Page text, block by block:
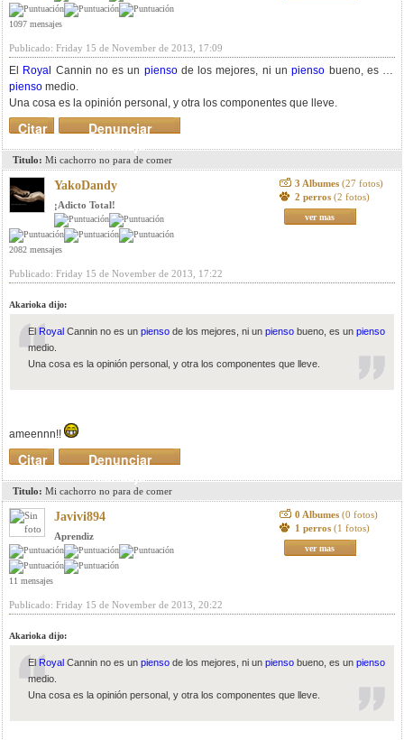
1097 mensajes
Publicado: Friday 15 de November de 2013, 17:09
El Royal Cannin no es un piensode los mejores, ni unpienso bueno, es un
pienso medio.
Una cosa es la opinión personal, y otra los componentes que lleve.
Denunciar
mensaje
Citar
Titulo: Mi cachorro no para de comer
YakoDandy
¡Adicto Total!
2082 mensajes
3 Albumes (27 fotos)
2 perros (2 fotos)
ver mas
Publicado: Friday 15 de November de 2013, 17:22
Akarioka dijo:
ElRoyal Cannin no es un pienso de los mejores, ni un pienso bueno, es un pienso
medio.
Una cosa es la opinión personal, y otra los componentes que lleve.
ameennn!!
Denunciar
mensaje
Citar
Titulo: Mi cachorro no para de comer
Javivi894
Aprendiz
11 mensajes
0 Albumes (0 fotos)
1 perros (1 fotos)
ver mas
Publicado: Friday 15 de November de 2013, 20:22
Akarioka dijo:
ElRoyal Cannin no es un pienso de los mejores, ni un pienso bueno, es un pienso
medio.
Una cosa es la opinión personal, y otra los componentes que lleve.